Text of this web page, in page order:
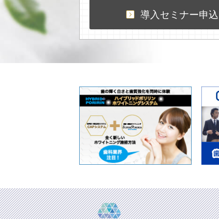
導入セミナー申